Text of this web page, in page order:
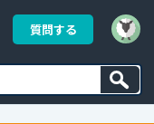
質問する